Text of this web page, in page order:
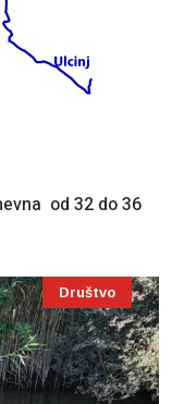
od 32 do 36
Društvo